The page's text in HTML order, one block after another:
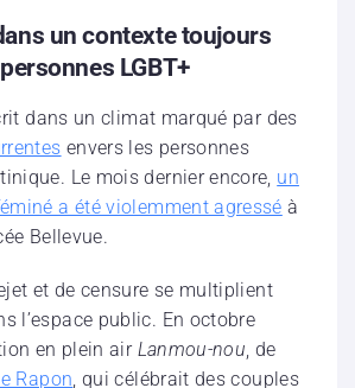
un contexte toujours
LGBT+
dans un climat marqué par des
envers les personnes
Le mois dernier encore, un
a été violemment agressé à
Bellevue.
et de censure se multiplient
l’espace public. En octobre
en plein air Lanmou-nou, de
Rapon, qui célébrait des couples